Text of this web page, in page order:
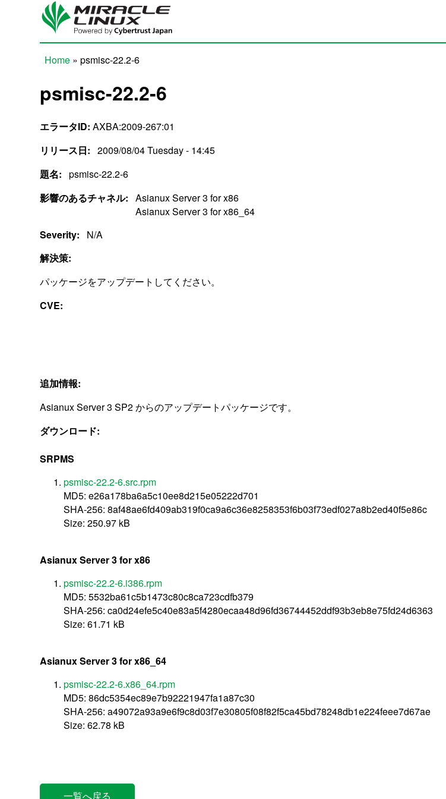
Skip to main content
Home » psmisc-22.2-6
psmisc-22.2-6
エラータID: AXBA:2009-267:01
リリース日: 2009/08/04 Tuesday - 14:45
題名: psmisc-22.2-6
影響のあるチャネル: Asianux Server 3 for x86
Asianux Server 3 for x86_64
Severity:
N/A
解決策:
パッケージをアップデートしてください。
CVE:
追加情報:
Asianux Server 3 SP2 からのアップデートパッケージです。
ダウンロード:
SRPMS
psmisc-22.2-6.src.rpm
MD5: e26a178ba6a5c10ee8d215e05222d701
SHA-256: 8af48ae6fd409ab319f0ca9a6c36e8258353f6b03f73edf027a8b2ed40f5e86c
Size: 250.97 kB
Asianux Server 3 for x86
psmisc-22.2-6.i386.rpm
MD5: 5532ba61c5b1473c80c8ca723cdfb379
SHA-256: ca0d24efe5c40e83a5f4280ecaa48d96fd36744452ddf93b3eb8e75fd24d6363
Size: 61.71 kB
Asianux Server 3 for x86_64
psmisc-22.2-6.x86_64.rpm
MD5: 86dc5354ec89e7b92221947fa1a87c30
SHA-256: a49072a93a9e6f9c8d03f7e30805f08f82f5ca45bd78248db1e224feee7d67ae
Size: 62.78 kB
一覧へ戻る